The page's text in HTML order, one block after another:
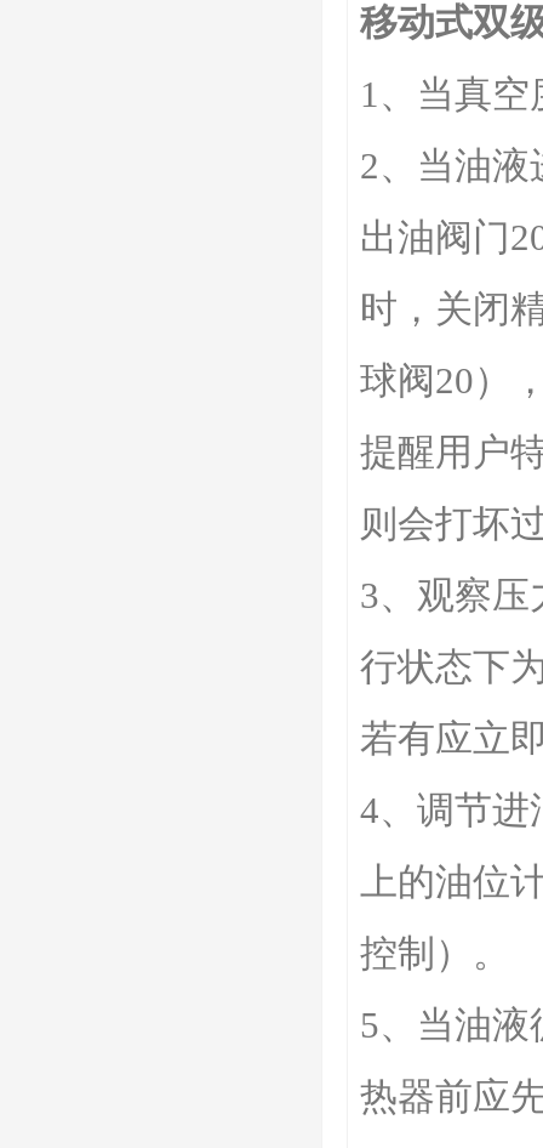
移动式双
1、当真空
2、当油
出油阀门
时，关闭
球阀20）
提醒用户
则会打坏
3、观察压
行状态下
若有应立
4、调节进
上的油位
控制）。
5、当油
热器前应